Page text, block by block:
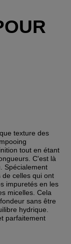
texture des
tout en étant
C'est là
Spécialement
de celles qui ont
impuretés en les
micelles. Cela
sans être
hydrique.
parfaitement